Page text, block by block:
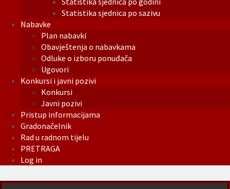
Statistika sjednica po sazivu
Nabavke
Plan nabavki
Obavještenja o nabavkama
Odluke o izboru ponuđača
Ugovori
Konkursi i javni pozivi
Konkursi
Javni pozivi
Pristup informacijama
Gradonačelnik
Rad u radnom tijelu
PRETRAGA
Log in